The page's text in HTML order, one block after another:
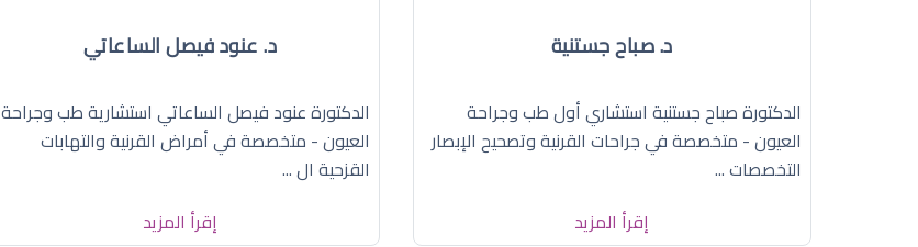
د. صباح جستنية
الدكتورة صباح جستنية استشاري أول طب وجراحة
العيون - متخصصة في جراحات القرنية وتصحيح الإبصار
التخصصات ...
إقرأ المزيد
د. عنود فيصل الساعاتي
الدكتورة عنود فيصل الساعاتي استشارية طب وجراحة
العيون - متخصصة في أمراض القرنية والتهابات
القزحية ال ...
إقرأ المزيد